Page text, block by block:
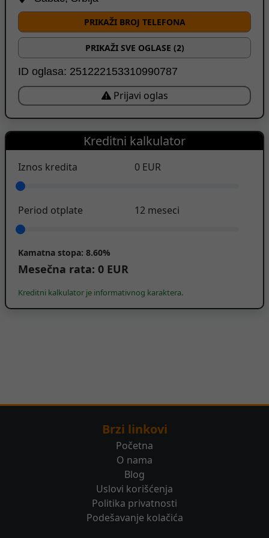
PRIKAŽI BROJ TELEFONA
PRIKAŽI SVE OGLASE (2)
ID oglasa: 251222153310990787
Prijavi oglas
Kreditni kalkulator
Iznos kredita 0 EUR
Period otplate 12 meseci
Kamatna stopa: 8.60%
Mesečna rata: 0 EUR
Kreditni kalkulator je informativnog karaktera.
Brzi linkovi
Početna
O nama
Blog
Uslovi korišćenja
Politika privatnosti
Podešavanje kolačića